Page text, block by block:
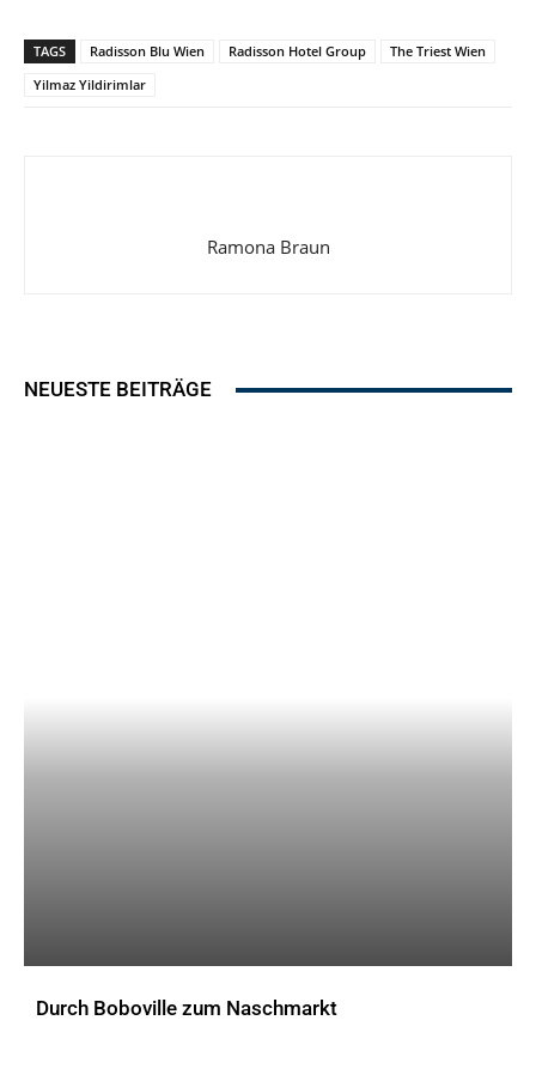
TAGS Radisson Blu Wien Radisson Hotel Group
The Triest Wien
Yilmaz Yildirimlar
Ramona Braun
NEUESTE BEITRÄGE
Durch Boboville zum Naschmarkt